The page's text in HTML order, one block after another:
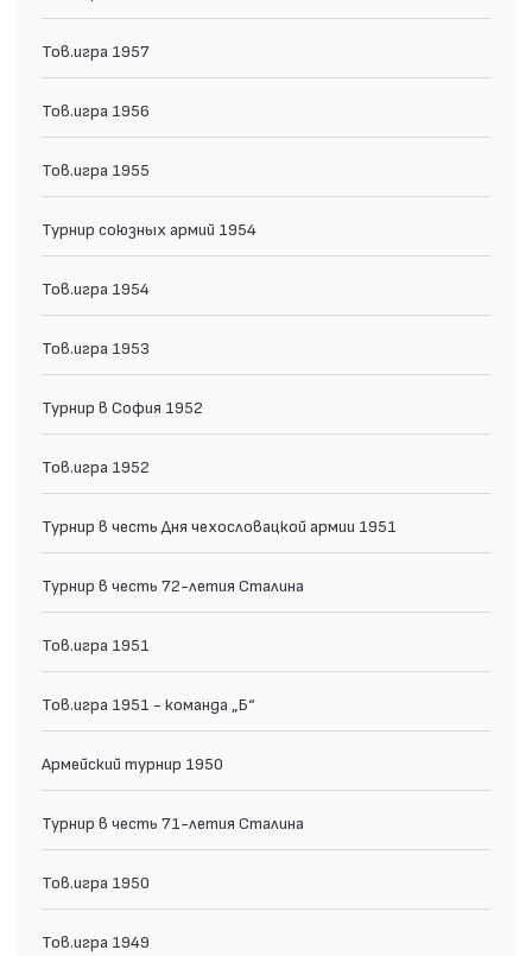
Тов.игра 1957
Тов.игра 1956
Тов.игра 1955
Турнир союзных армий 1954
Тов.игра 1954
Тов.игра 1953
Турнир в София 1952
Тов.игра 1952
Турнир в честь Дня чехословацкой армии 1951
Турнир в честь 72-летия Сталина
Тов.игра 1951
Тов.игра 1951 - команда „Б“
Армейский турнир 1950
Турнир в честь 71-летия Сталина
Тов.игра 1950
Тов.игра 1949